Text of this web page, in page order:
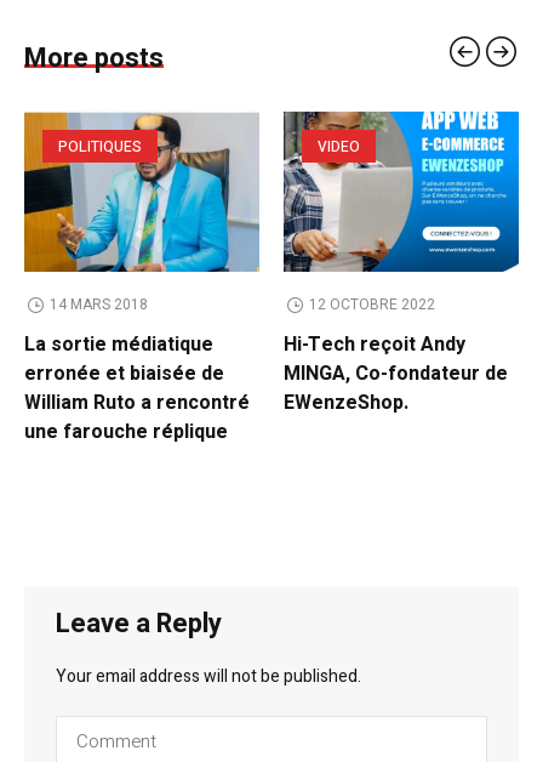
More posts
POLITIQUES
14 MARS 2018
La sortie médiatique
erronée et biaisée de
William Ruto a rencontré
une farouche réplique
VIDEO
12 OCTOBRE 2022
Hi-Tech reçoit Andy
MINGA, Co-fondateur de
EWenzeShop.
Leave a Reply
Your email address will not be published.